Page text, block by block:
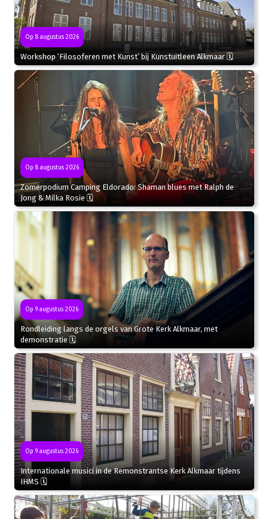
Op 8 augustus 2026
Workshop ‘Filosoferen met Kunst’ bij Kunstuitleen Alkmaar 🗓
Op 8 augustus 2026
Zomerpodium Camping Eldorado: Shaman blues met Ralph de
Jong & Milka Rosie 🗓
Op 9 augustus 2026
Rondleiding langs de orgels van Grote Kerk Alkmaar, met
demonstratie 🗓
Op 9 augustus 2026
Internationale musici in de Remonstrantse Kerk Alkmaar tijdens
IHMS 🗓